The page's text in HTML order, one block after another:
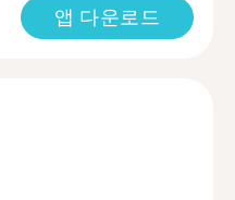
앱 다운로드